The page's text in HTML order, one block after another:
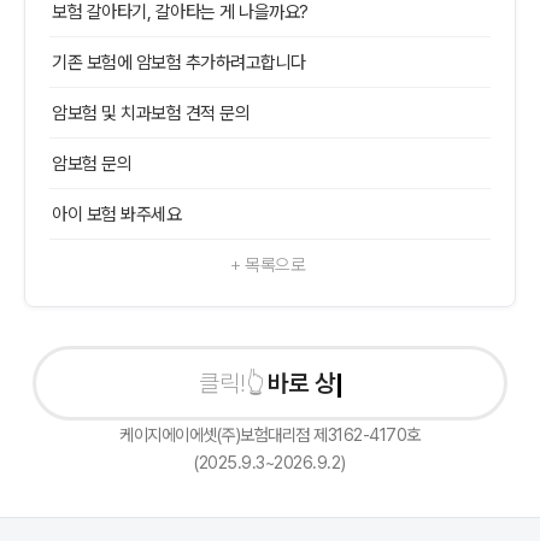
보험 갈아타기, 갈아타는 게 나을까요?
기존 보험에 암보험 추가하려고합니다
암보험 및 치과보험 견적 문의
암보험 문의
아이 보험 봐주세요
+ 목록으로
바로 상담신청
케이지에이에셋(주)보험대리점 제3162-4170호
(2025.9.3~2026.9.2)